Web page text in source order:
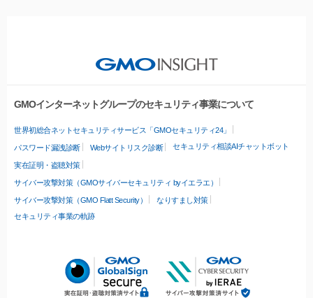
GMOインターネットグループのセキュリティ事業について
世界初総合ネットセキュリティサービス「GMOセキュリティ24」
パスワード漏洩診断 Webサイトリスク診断 セキュリティ相談AIチャットボット
実在証明・盗聴対策
サイバー攻撃対策（GMOサイバーセキュリティ byイエラエ）
サイバー攻撃対策（GMO Flatt Security）
なりすまし対策
セキュリティ事業の軌跡